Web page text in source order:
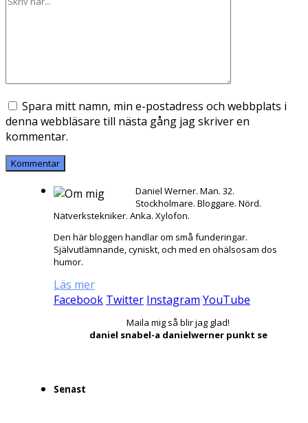
Spara mitt namn, min e-postadress och webbplats i
denna webbläsare till nästa gång jag skriver en
kommentar.
Daniel Werner. Man. 32.
Stockholmare. Bloggare. Nörd.
Nätverkstekniker. Anka. Xylofon.
Den här bloggen handlar om små funderingar.
Självutlämnande, cyniskt, och med en ohälsosam dos
humor.
Läs mer
Facebook Twitter Instagram YouTube
Maila mig så blir jag glad!
daniel snabel-a danielwerner punkt se
Senast